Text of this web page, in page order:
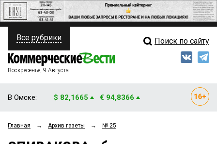
ПОЛИТИКА
ФИНАНСЫ
ОБЩЕСТВО
Свежий выпуск
Все рубрики Поиск по сайту
Воскресенье, 9 Августа
В Омске: $ 82,1665 € 94,8366
Главная → Архив газеты → № 25